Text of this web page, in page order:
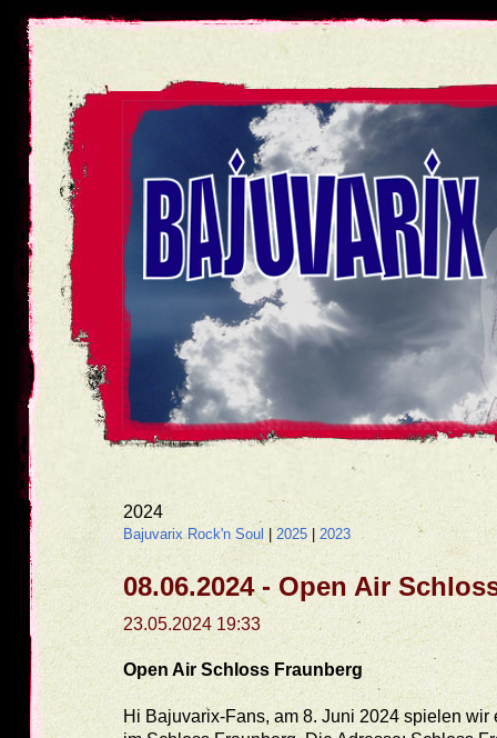
2024
Bajuvarix Rock'n Soul 2025 2023
08.06.2024 - Open Air
23.05.2024 19:33
Open Air Schloss Fraunberg
Hi Bajuvarix-Fans, am 8. Juni 2024 spielen wir